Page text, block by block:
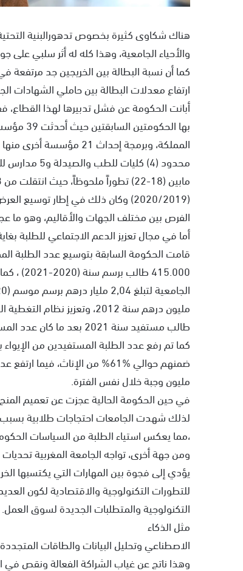
هناك شكاوى كثيرة بخصوص تدهورالبنية
والأحياء الجامعية، وهذا كله له أثر سلبي على
كما أن نسبة البطالة بين الخريجين جد
ارتفاع معدلات البطالة بين حاملي الشهادات
أبانت الحكومة عن فشل تدبيرها لهذا
محدود (4)
مابين (18-22) تطوراً ملحوظاً، حيث انتقلت من 33% سنة (2017/2016) إلى 42,1 % برسم موسم
(2020/2019) وكان ذلك في إطار توسيع
الفرص بين مختلف الجهات والأقاليم، وهو ما
أما في مجال تعزيز الدعم الاجتماعي للطلبة
طالب مستفيد سنة 2021 بعد ما كان عدد المستفيدين في حدود 7 آلاف سنة 2017.
مليون وجبة خلال نفس الفترة.
في حين الحكومة الحالية عجزت عن تعميم
لذلك شهدت الجامعات احتجاجات طلابية
،مما يعكس استياء الطلبة من السياسات
ومن جهة أخرى، تواجه الجامعة المغربية
يؤدي إلى فجوة بين المهارات التي يكتسبها
للتطورات التكنولوجية والاقتصادية لكون
التكنولوجية والمتطلبات الجديدة لسوق
مثل الذكاء
الاصطناعي وتحليل البيانات والطاقات
وهذا ناتج عن غياب الشراكة الفعالة ونقص في